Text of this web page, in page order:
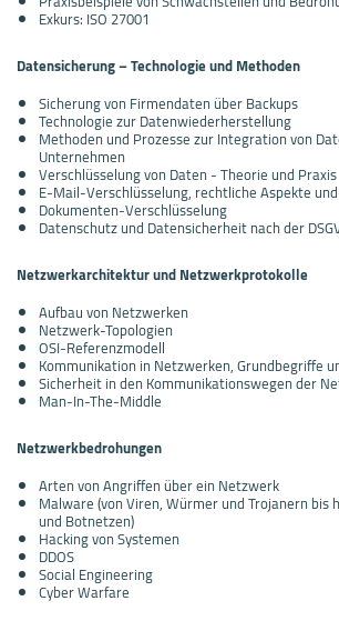
Exkurs: ISO 27001
Datensicherung – Technologie und Methoden
Sicherung von Firmendaten über Backups
Technologie zur Datenwiederherstellung
Methoden und Prozesse zur Integration von
Unternehmen
Verschlüsselung von Daten - Theorie und Praxis
E-Mail-Verschlüsselung, rechtliche Aspekte
Dokumenten-Verschlüsselung
Datenschutz und Datensicherheit nach der
Netzwerkarchitektur und Netzwerkprotokolle
Aufbau von Netzwerken
Netzwerk-Topologien
OSI-Referenzmodell
Kommunikation in Netzwerken, Grundbegriffe
Sicherheit in den Kommunikationswegen der
Man-In-The-Middle
Netzwerkbedrohungen
Arten von Angriffen über ein Netzwerk
Malware (von Viren, Würmer und Trojanern bis
und Botnetzen)
Hacking von Systemen
DDOS
Social Engineering
Cyber Warfare